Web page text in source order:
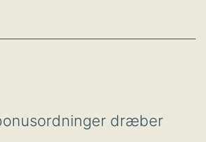
dræber